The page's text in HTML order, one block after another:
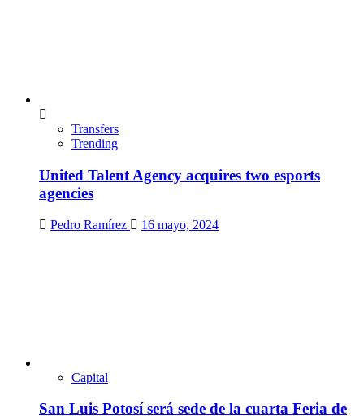
Transfers
Trending
United Talent Agency acquires two esports
agencies
Pedro Ramírez 16 mayo, 2024
Capital
San Luis Potosí será sede de la cuarta Feria de